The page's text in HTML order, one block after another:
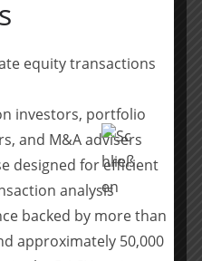
Sowohl in Deutschland als
und den
Investmentmanager
im
EMERAM beratene
Euro Kapital für
equity transactions
investors, portfolio
and M&A advisers
designed for efficient
analysis
backed by more than
approximately 50,000